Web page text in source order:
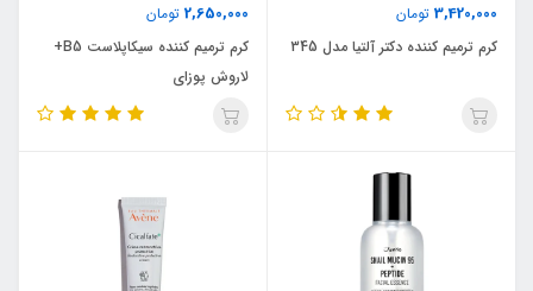
3,420,000 تومان
کرم ترمیم‌ کننده دکتر آلتیا مدل 345
2,650,000 تومان
کرم ترمیم‌ کننده سیکاپلاست B5+
لاروش پوزای